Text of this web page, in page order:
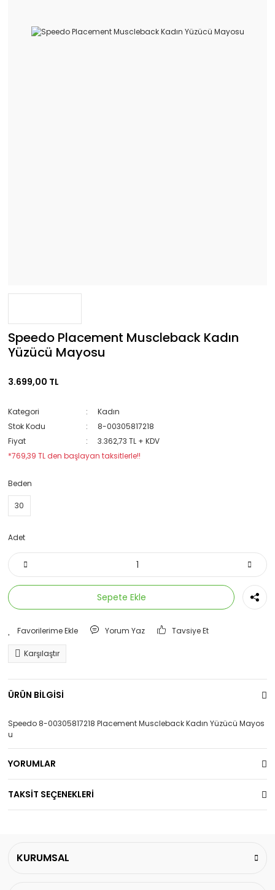
Speedo Placement Muscleback Kadın
Yüzücü Mayosu
3.699,00 TL
Kategori
Kadın
Stok Kodu
8-00305817218
Fiyat
3.362,73 TL + KDV
*769,39 TL den başlayan taksitlerle!!
Beden
30
Adet
Sepete Ekle
Yorum Yaz Tavsiye Et
Karşılaştır
ÜRÜN BİLGİSİ
Speedo 8-00305817218 Placement Muscleback Kadın Yüzücü Mayos
u
YORUMLAR
TAKSİT SEÇENEKLERİ
KURUMSAL